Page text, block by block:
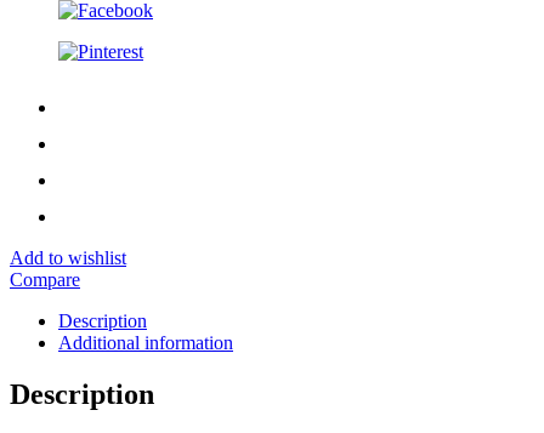
Add to wishlist
Compare
Description
Additional information
Description